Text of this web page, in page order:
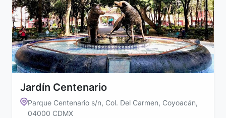
Jardín Centenario
Parque Centenario s/n, Col. Del Carmen, Coyoacán,
04000 CDMX